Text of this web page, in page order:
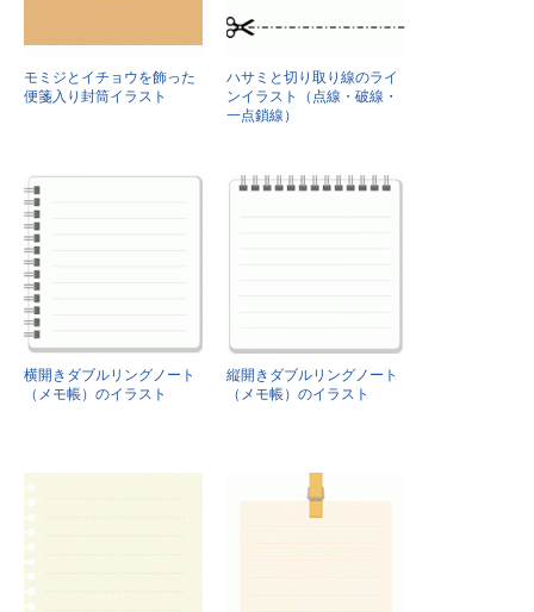
モミジとイチョウを飾った
便箋入り封筒イラスト
ハサミと切り取り線のライ
ンイラスト（点線・破線・
一点鎖線）
横開きダブルリングノート
（メモ帳）のイラスト
縦開きダブルリングノート
（メモ帳）のイラスト